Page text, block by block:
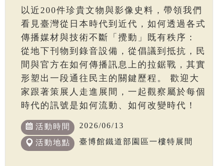
以近200件珍貴文物與影像史料，帶領我們
看見臺灣從日本時代到近代，如何透過各式
傳播媒材與技術不斷「攪動」既有秩序：
從地下刊物到錄音設備，從倡議到抵抗，民
間與官方在如何傳播訊息上的拉鋸戰，其實
形塑出一段通往民主的關鍵歷程。 歡迎大
家跟著策展人走進展間，一起觀察屬於每個
時代的訊號是如何流動、如何改變時代！
活動時間 2026/06/13
活動地點 臺博館鐵道部園區一樓特展間